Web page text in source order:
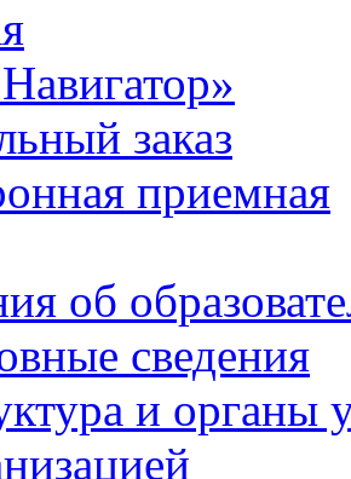
заказ
приемная
об
сведения
и органы